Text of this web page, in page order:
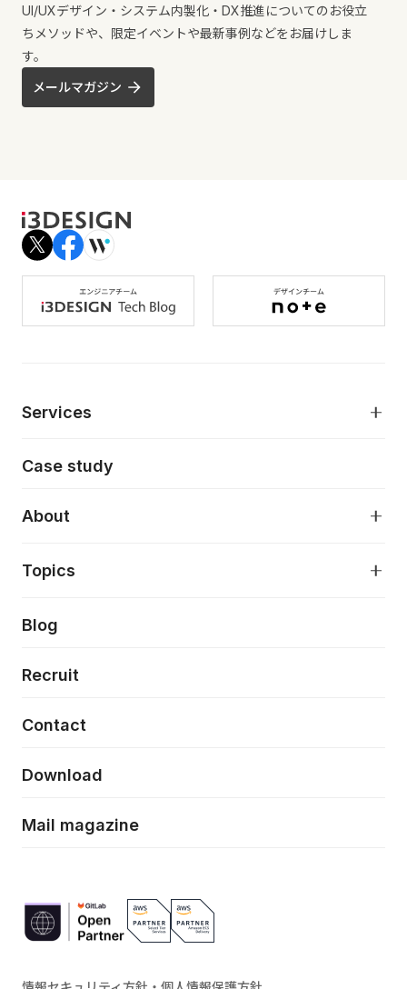
UI/UXデザイン・システム内製化・DX推進についてのお役立
ちメソッドや、限定イベントや最新事例などをお届けしま
す。
メールマガジン
Services
AI駆動開発支援
モダナイゼーション
特徴量エンジニアリングと生成AI
デジタルプロダクトデザイン
デザインシステム構築支援
フロントエンド開発
Case study
About
About
当社が目指しているもの
Topics
Press release
News
Event/Seminer
Blog
Recruit
Contact
Download
Mail magazine